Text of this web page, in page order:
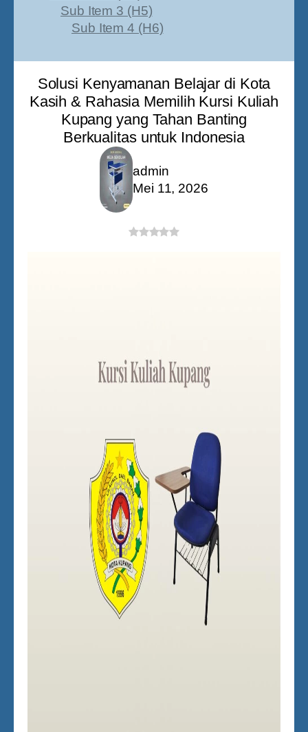
Sub Item 3 (H5)
Sub Item 4 (H6)
Solusi Kenyamanan Belajar di Kota
Kasih & Rahasia Memilih Kursi Kuliah
Kupang yang Tahan Banting
Berkualitas untuk Indonesia
admin
Mei 11, 2026